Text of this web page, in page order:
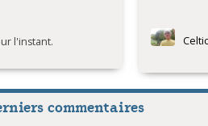
l'instant.
commentaires